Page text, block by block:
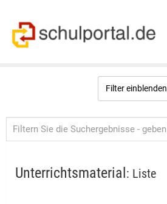
Filter einblenden
Unterrichtsmaterial : Liste